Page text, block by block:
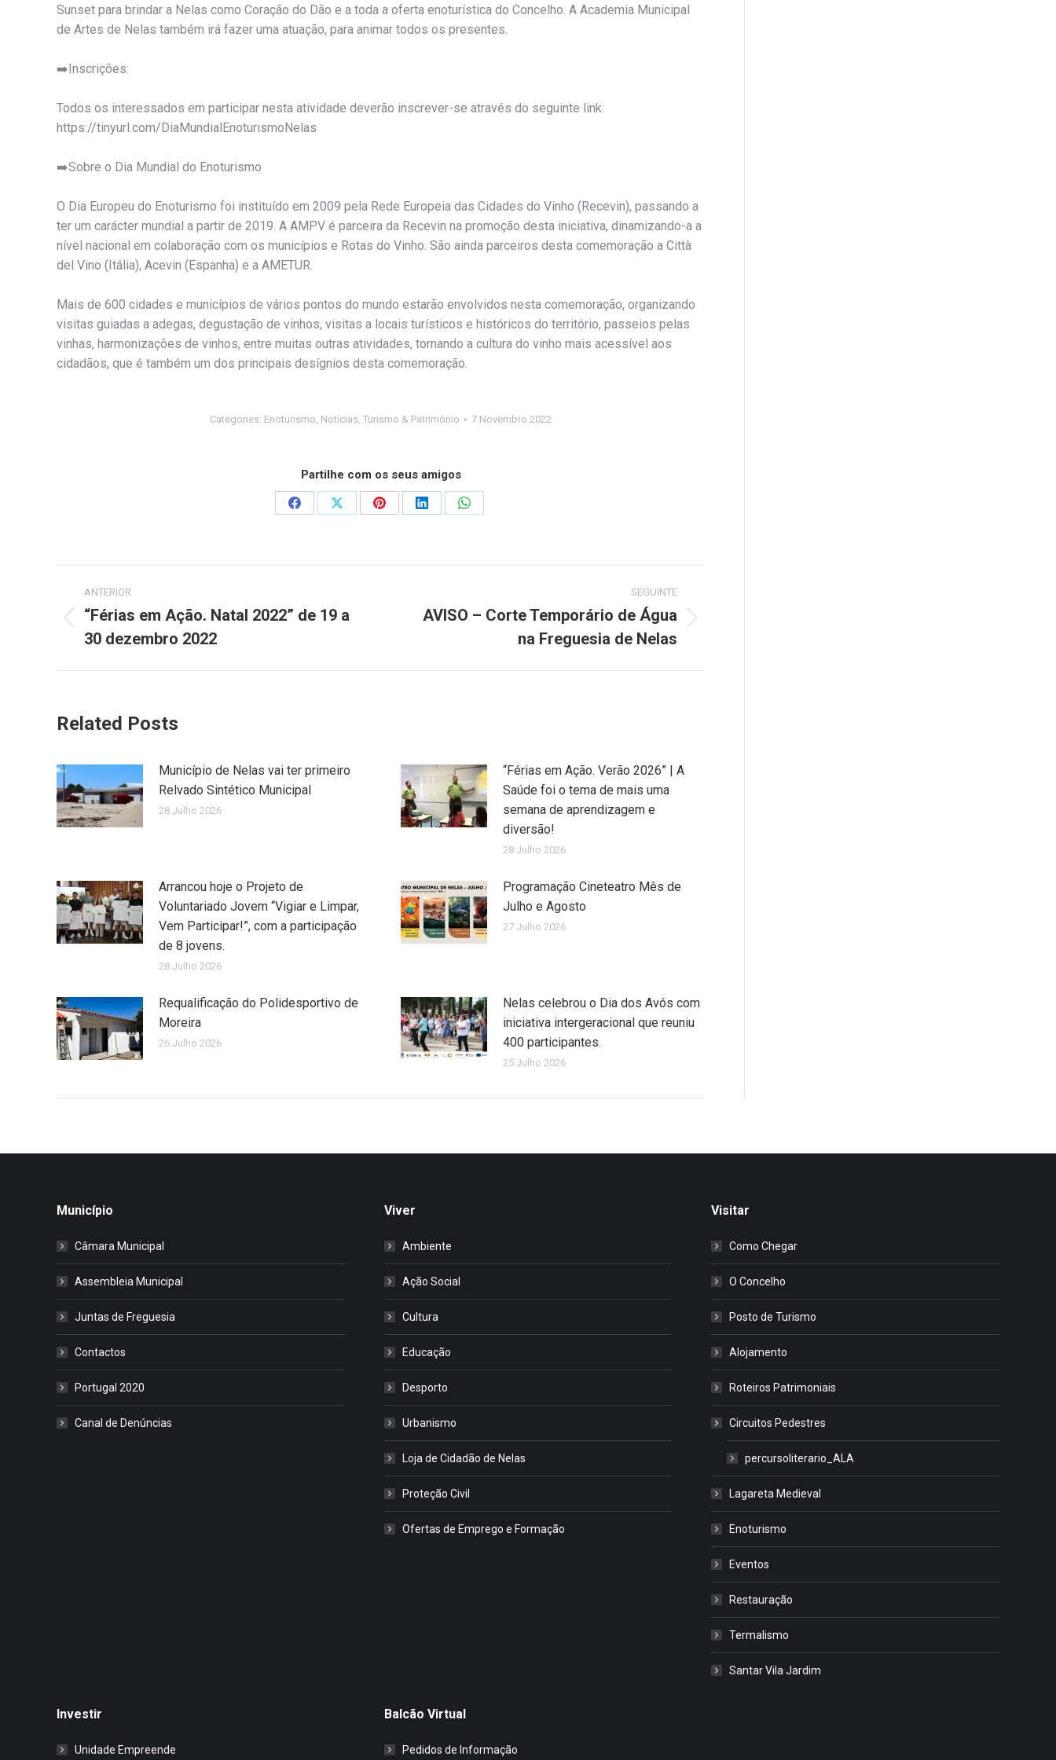
Sunset para brindar a Nelas como Coração do Dão e a toda a oferta enoturística do Concelho. A Academia Municipal
de Artes de Nelas também irá fazer uma atuação, para animar todos os presentes.
➡️Inscrições:
Todos os interessados em participar nesta atividade deverão inscrever-se através do seguinte link:
https://tinyurl.com/DiaMundialEnoturismoNelas
➡️Sobre o Dia Mundial do Enoturismo
O Dia Europeu do Enoturismo foi instituído em 2009 pela Rede Europeia das Cidades do Vinho (Recevin), passando a
ter um carácter mundial a partir de 2019. A AMPV é parceira da Recevin na promoção desta iniciativa, dinamizando-a a
nível nacional em colaboração com os municípios e Rotas do Vinho. São ainda parceiros desta comemoração a Città
del Vino (Itália), Acevin (Espanha) e a AMETUR.
Mais de 600 cidades e municípios de vários pontos do mundo estarão envolvidos nesta comemoração, organizando
visitas guiadas a adegas, degustação de vinhos, visitas a locais turísticos e históricos do território, passeios pelas
vinhas, harmonizações de vinhos, entre muitas outras atividades, tornando a cultura do vinho mais acessível aos
cidadãos, que é também um dos principais desígnios desta comemoração.
Categories: Enoturismo Notícias Turismo & Património 7 Novembro 2022
Partilhe com os seus amigos
Share
Share
Share
Share
Share
Post
navigation
ANTERIOR
post:
“Férias em Ação. Natal 2022” de 19 a
30 dezembro 2022
SEGUINTE
AVISO – Corte Temporário de Água
na Freguesia de Nelas
Related Posts
Município de Nelas vai ter primeiro
Relvado Sintético Municipal
28 Julho 2026
“Férias em Ação. Verão 2026” | A
Saúde foi o tema de mais uma
semana de aprendizagem e
diversão!
28 Julho 2026
Arrancou hoje o Projeto de
Voluntariado Jovem “Vigiar e Limpar,
Vem Participar!”, com a participação
de 8 jovens.
28 Julho 2026
Programação Cineteatro Mês de
Julho e Agosto
27 Julho 2026
Requalificação do Polidesportivo de
Moreira
26 Julho 2026
Nelas celebrou o Dia dos Avós com
iniciativa intergeracional que reuniu
400 participantes.
25 Julho 2026
Município
Câmara Municipal
Assembleia Municipal
Juntas de Freguesia
Contactos
Portugal 2020
Canal de Denúncias
Viver
Ambiente
Ação Social
Cultura
Educação
Desporto
Urbanismo
Loja de Cidadão de Nelas
Proteção Civil
Ofertas de Emprego e Formação
Visitar
Como Chegar
O Concelho
Posto de Turismo
Alojamento
Roteiros Patrimoniais
Circuitos Pedestres
percursoliterario_ALA
Lagareta Medieval
Enoturismo
Eventos
Restauração
Termalismo
Santar Vila Jardim
Investir
Unidade Empreende
Balcão Virtual
Pedidos de Informação